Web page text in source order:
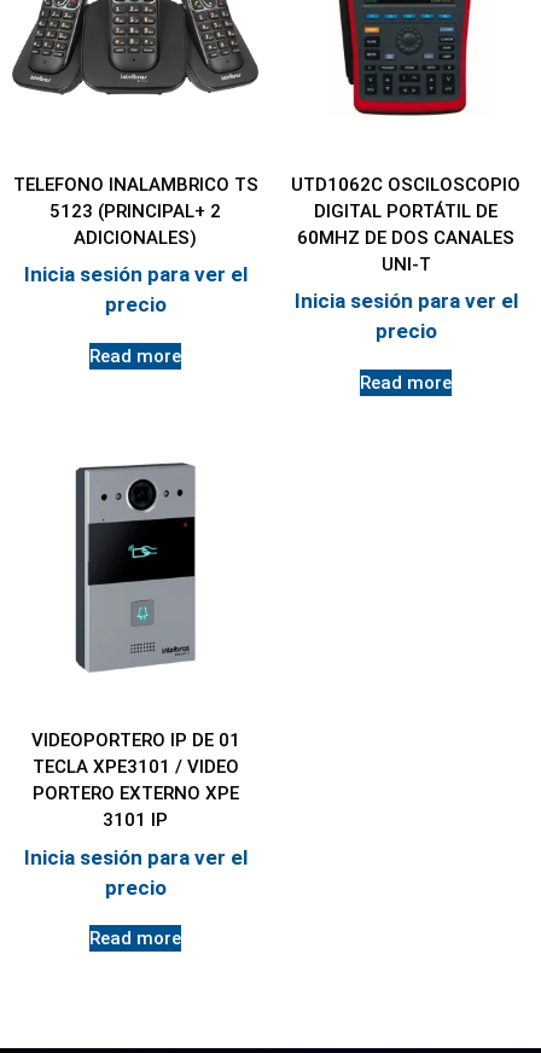
TELEFONO INALAMBRICO TS
5123 (PRINCIPAL+ 2
ADICIONALES)
Inicia sesión para ver el
precio
Read more
UTD1062C OSCILOSCOPIO
DIGITAL PORTÁTIL DE
60MHZ DE DOS CANALES
UNI-T
Inicia sesión para ver el
precio
Read more
VIDEOPORTERO IP DE 01
TECLA XPE3101 / VIDEO
PORTERO EXTERNO XPE
3101 IP
Inicia sesión para ver el
precio
Read more